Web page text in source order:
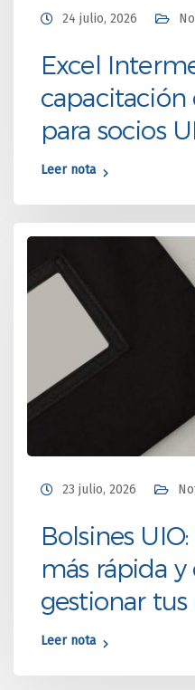
24 julio, 2026
Excel
para socios
Leer nota
23 julio, 2026
Bolsines
más rápida
gestionar
Leer nota